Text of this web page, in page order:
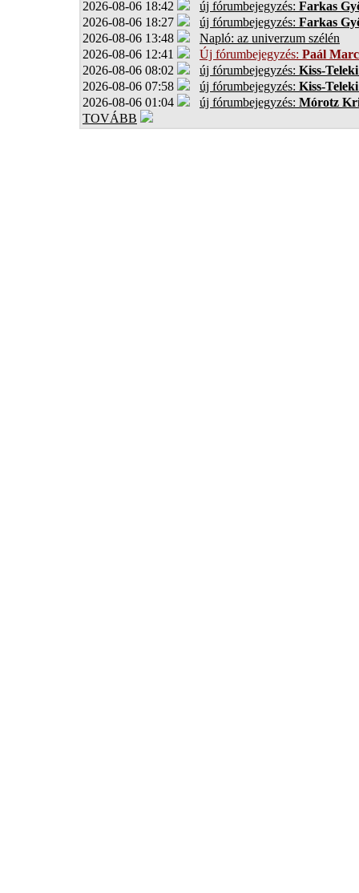
2026-08-06 18:42 új fórumbejegyzés: Farkas
2026-08-06 18:27
új fórumbejegyzés: Farkas
2026-08-06 13:48
Napló: az univerzum szélén
2026-08-06 12:41
Új fórumbejegyzés: Paál
2026-08-06 08:02
új fórumbejegyzés: Kiss-
2026-08-06 07:58
új fórumbejegyzés: Kiss-
2026-08-06 01:04
új fórumbejegyzés: Mórotz
TOVÁBB